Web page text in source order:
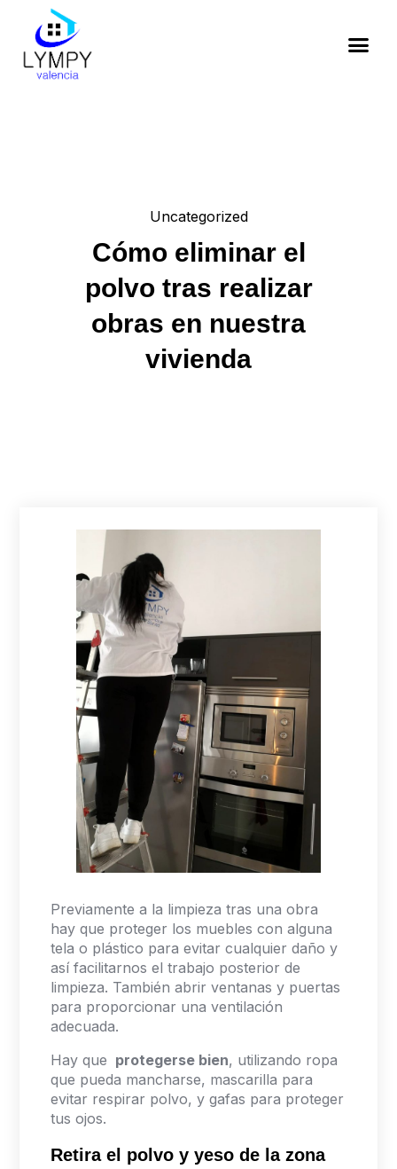
Uncategorized
Cómo eliminar el
polvo tras realizar
obras en nuestra
vivienda
Previamente a la limpieza tras una obra
hay que proteger los muebles con alguna
tela o plástico para evitar cualquier daño y
así facilitarnos el trabajo posterior de
limpieza. También abrir ventanas y puertas
para proporcionar una ventilación
adecuada.
Hay que protegerse bien, utilizando ropa
que pueda mancharse, mascarilla para
evitar respirar polvo, y gafas para proteger
tus ojos.
Retira el polvo y yeso de la zona